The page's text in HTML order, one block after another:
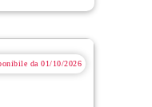
da 01/10/2026